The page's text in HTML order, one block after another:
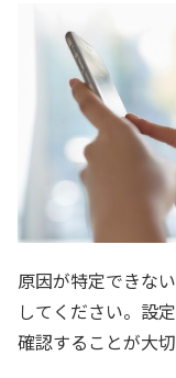
原因が特定できな
してください。設
確認することが大切